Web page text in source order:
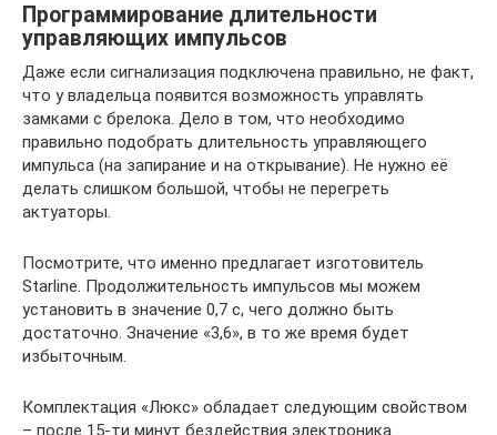
Программирование длительности
управляющих импульсов
Даже если сигнализация подключена правильно, не факт,
что у владельца появится возможность управлять
замками с брелока. Дело в том, что необходимо
правильно подобрать длительность управляющего
импульса (на запирание и на открывание). Не нужно её
делать слишком большой, чтобы не перегреть
актуаторы.
Посмотрите, что именно предлагает изготовитель
Starline. Продолжительность импульсов мы можем
установить в значение 0,7 с, чего должно быть
достаточно. Значение «3,6», в то же время будет
избыточным.
Комплектация «Люкс» обладает следующим свойством
– после 15-ти минут бездействия электроника